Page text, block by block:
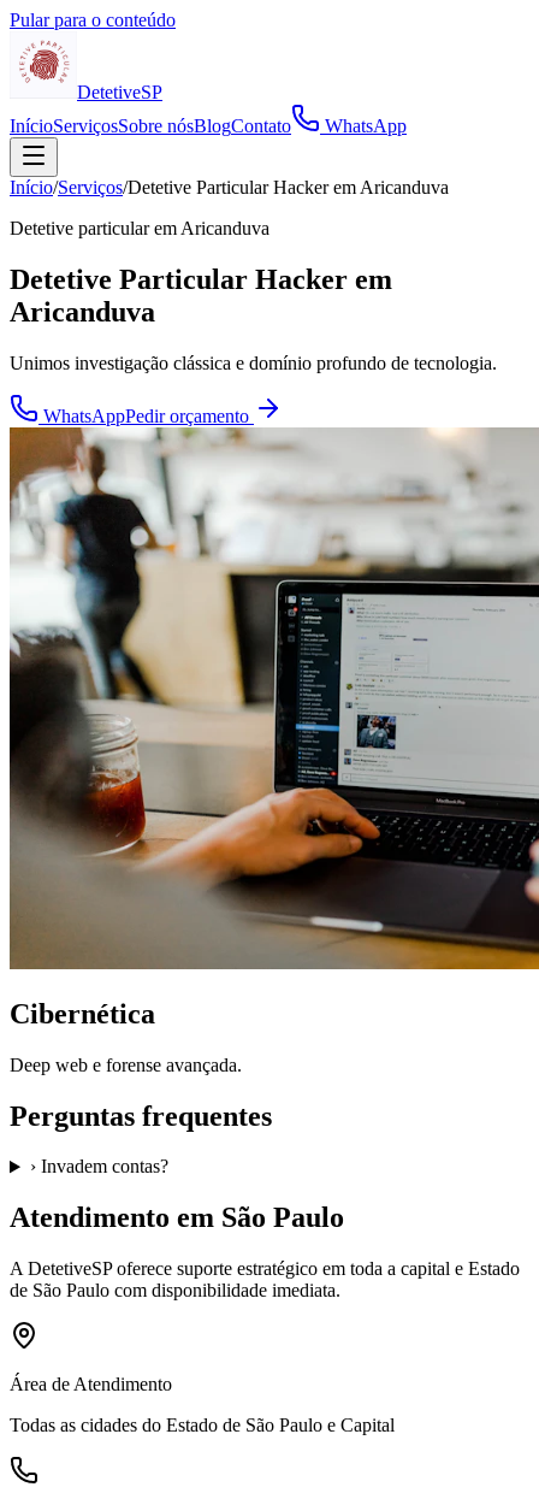
Pular para o conteúdo
DetetiveSP
InícioServiçosSobre nósBlogContato WhatsApp
Início/Serviços/Detetive Particular Hacker em Aricanduva
Detetive particular em Aricanduva
Detetive Particular Hacker em
Aricanduva
Unimos investigação clássica e domínio profundo de tecnologia.
WhatsAppPedir orçamento
Cibernética
Deep web e forense avançada.
Perguntas frequentes
› Invadem contas?
Atendimento em São Paulo
A DetetiveSPoferece suporte estratégico em toda a capital e Estado
de São Paulo com disponibilidade imediata.
Área de Atendimento
Todas as cidades do Estado de São Paulo e Capital